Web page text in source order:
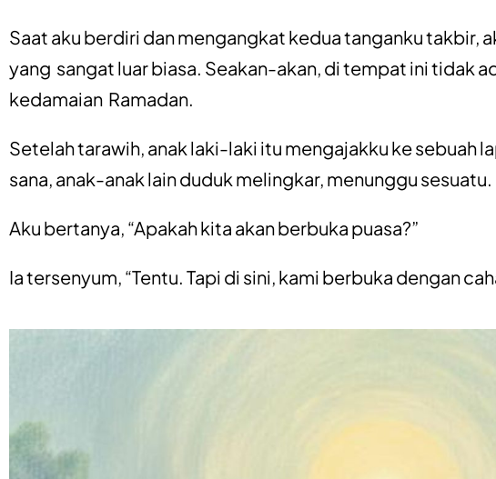
Saat aku berdiri dan mengangkat kedua tanganku takbir,
yang sangat luar biasa. Seakan-akan, di tempat ini tidak
kedamaian Ramadan.
Setelah tarawih, anak laki-laki itu mengajakku ke sebuah
sana, anak-anak lain duduk melingkar, menunggu sesuatu.
Aku bertanya, “Apakah kita akan berbuka puasa?”
Ia tersenyum, “Tentu. Tapi di sini, kami berbuka dengan